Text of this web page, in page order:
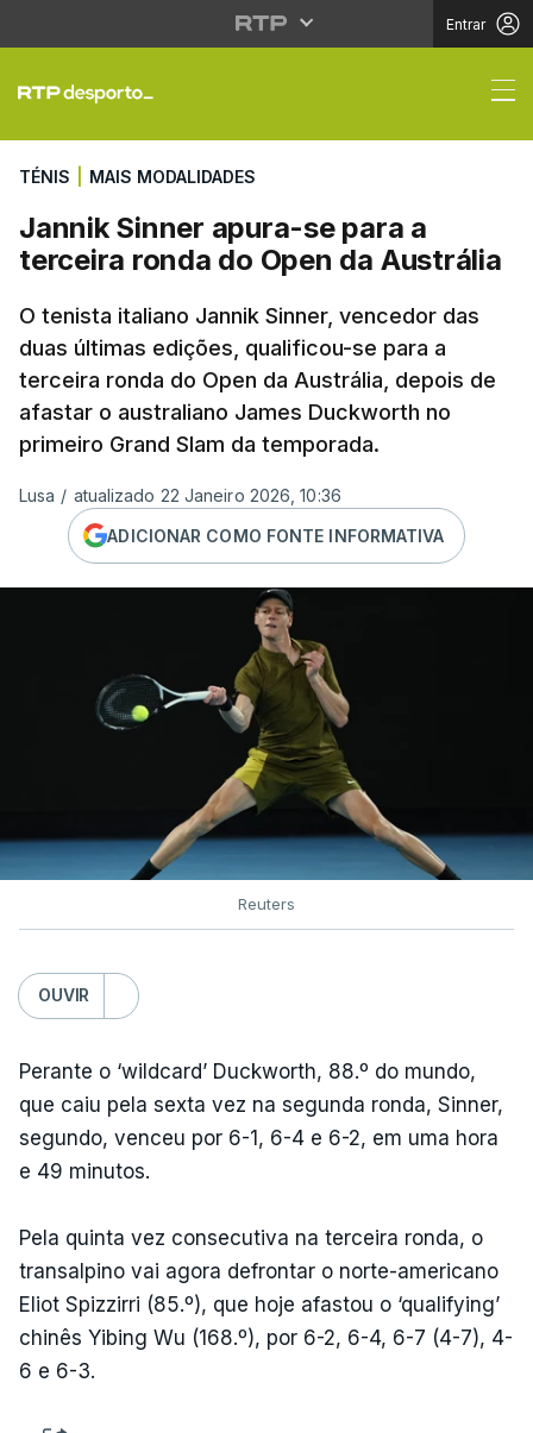
Entrar
Jannik Sinner apura-
TÉNIS MAIS MODALIDADES
Jannik Sinner apura-se para a
terceira ronda do Open da Austrália
O tenista italiano Jannik Sinner, vencedor das
duas últimas edições, qualificou-se para a
terceira ronda do Open da Austrália, depois de
afastar o australiano James Duckworth no
primeiro Grand Slam da temporada.
Lusa / atualizado 22 Janeiro 2026, 10:36
ADICIONAR COMO FONTE INFORMATIVA
Reuters
OUVIR
Perante o ‘wildcard’ Duckworth, 88.º do mundo,
que caiu pela sexta vez na segunda ronda, Sinner,
segundo, venceu por 6-1, 6-4 e 6-2, em uma hora
e 49 minutos.
Pela quinta vez consecutiva na terceira ronda, o
transalpino vai agora defrontar o norte-americano
Eliot Spizzirri (85.º), que hoje afastou o ‘qualifying’
chinês Yibing Wu (168.º), por 6-2, 6-4, 6-7 (4-7), 4-
6 e 6-3.